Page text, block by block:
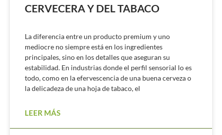
CERVECERA Y DEL TABACO
La diferencia entre un producto premium y uno
mediocre no siempre está en los ingredientes
principales, sino en los detalles que aseguran su
estabilidad. En industrias donde el perfil sensorial lo es
todo, como en la efervescencia de una buena cerveza o
la delicadeza de una hoja de tabaco, el
LEER MÁS